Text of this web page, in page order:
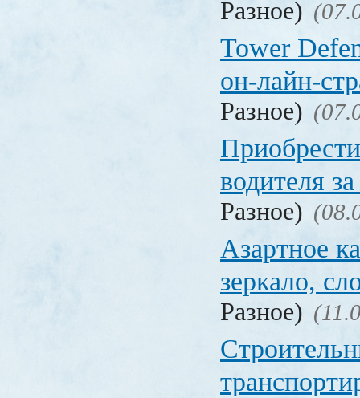
Разное)
Tower
он-лайн-
Разное)
водителя
Разное)
Азартное
зеркало,
Разное)